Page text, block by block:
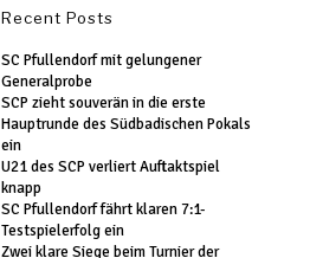
Recent Posts
SC Pfullendorf mit gelungener
Generalprobe
SCP zieht souverän in die erste
Hauptrunde des Südbadischen Pokals
ein
U21 des SCP verliert Auftaktspiel
knapp
SC Pfullendorf fährt klaren 7:1-
Testspielerfolg ein
Zwei klare Siege beim Turnier der